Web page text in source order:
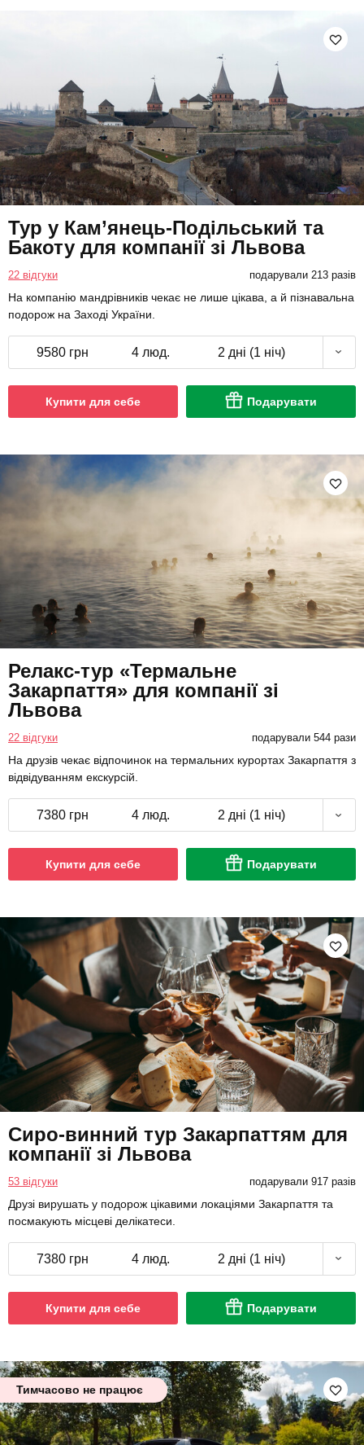
Тур у Кам’янець-Подільський та
Бакоту для компанії зі Львова
22 відгуки подарували 213 разів
На компанію мандрівників чекає не лише цікава, а й пізнавальна
подорож на Заході України.
9580 грн 4 люд. 2 дні (1 ніч)
Купити для себе Подарувати
Релакс-тур «Термальне
Закарпаття» для компанії зі
Львова
22 відгуки подарували 544 рази
На друзів чекає відпочинок на термальних курортах Закарпаття з
відвідуванням екскурсій.
7380 грн 4 люд. 2 дні (1 ніч)
Купити для себе Подарувати
Сиро-винний тур Закарпаттям для
компанії зі Львова
53 відгуки подарували 917 разів
Друзі вирушать у подорож цікавими локаціями Закарпаття та
посмакують місцеві делікатеси.
7380 грн 4 люд. 2 дні (1 ніч)
Купити для себе Подарувати
Тимчасово не працює